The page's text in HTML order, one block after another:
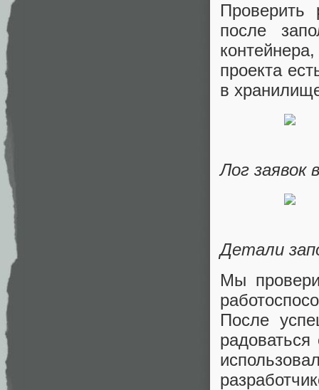
после
проекта
в
Лог заявок
Детали
Мы
После